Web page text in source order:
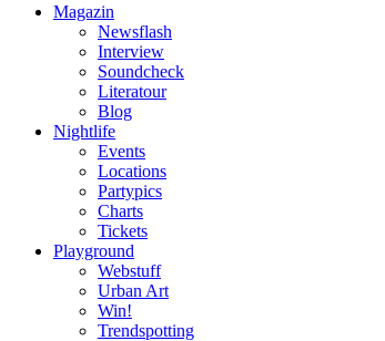
Magazin
Newsflash
Interview
Soundcheck
Literatour
Blog
Nightlife
Events
Locations
Partypics
Charts
Tickets
Playground
Webstuff
Urban Art
Win!
Trendspotting